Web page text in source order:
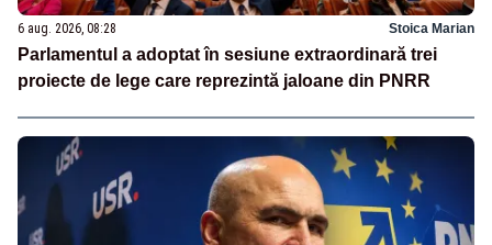
6 aug. 2026, 08:28 Stoica Marian
Parlamentul a adoptat în sesiune extraordinară trei
proiecte de lege care reprezintă jaloane din PNRR